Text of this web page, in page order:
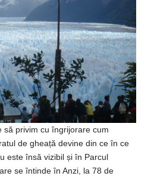
să privim cu îngrijorare cum
de gheață devine din ce în ce
este însă vizibil și în Parcul
se întinde în Anzi, la 78 de